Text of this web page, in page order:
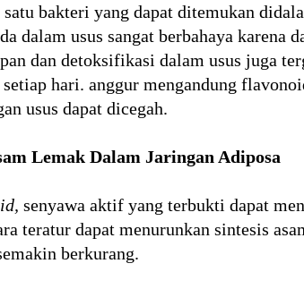
bakteri yang dapat ditemukan
dalam usus sangat berbahaya karena
dan detoksifikasi dalam usus juga
hari. anggur mengandung
usus dapat dicegah.
Lemak Dalam Jaringan Adiposa
senyawa aktif yang terbukti dapat
teratur dapat menurunkan sintesis
berkurang.